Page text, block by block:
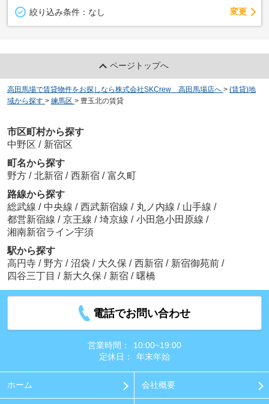
絞り込み条件： なし 変更
ページトップへ
高田馬場で賃貸物件をお探しなら株式会社SKCrew 高田馬場店へ > (賃貸)地
域から探す > 練馬区 > 豊玉北の賃貸
市区町村から探す
中野区 / 新宿区
町名から探す
野方 / 北新宿 / 西新宿 / 富久町
路線から探す
総武線 / 中央線 / 西武新宿線 / 丸ノ内線 / 山手線 /
都営新宿線 / 京王線 / 埼京線 / 小田急小田原線 /
湘南新宿ライン宇須
駅から探す
高円寺 / 野方 / 沼袋 / 大久保 / 西新宿 / 新宿御苑前 /
四谷三丁目 / 新大久保 / 新宿 / 曙橋
電話でお問い合わせ
営業時間：
10:00~19:00
定休日：
年末年始
ホーム 会社概要